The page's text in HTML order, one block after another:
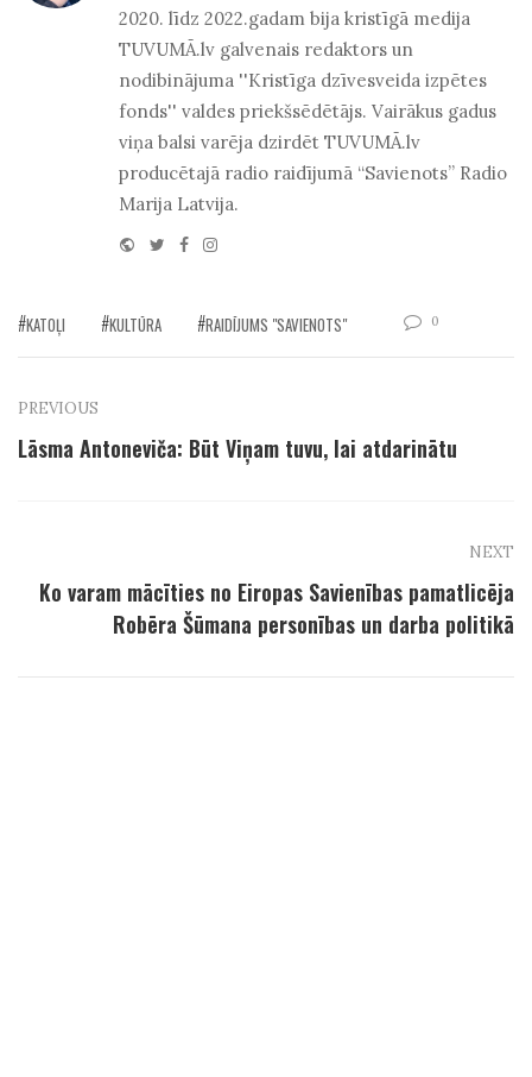
2020. līdz 2022.gadam bija kristīgā medija
TUVUMĀ.lv galvenais redaktors un
nodibinājuma ''Kristīga dzīvesveida izpētes
fonds'' valdes priekšsēdētājs. Vairākus gadus
viņa balsi varēja dzirdēt TUVUMĀ.lv
producētajā radio raidījumā “Savienots” Radio
Marija Latvija.
WebsiteTwitter
Facebook
Instagram
KATOĻI KULTŪRA RAIDĪJUMS "SAVIENOTS" 0
PREVIOUS
Lāsma Antoneviča: Būt Viņam tuvu, lai atdarinātu
NEXT
Ko varam mācīties no Eiropas Savienības pamatlicēja
Robēra Šūmana personības un darba politikā